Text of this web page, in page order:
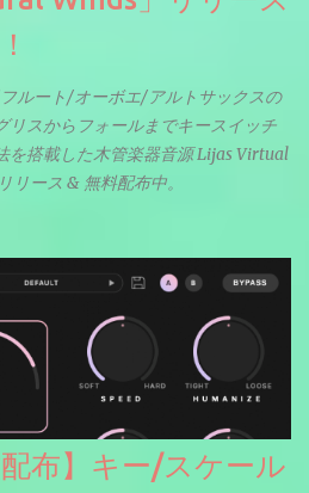
ルート/オーボエ/アルトサックスの
リスからフォールまでキースイッチ
を搭載した木管楽器音源 Lijas Virtual
ース & 無料配布中。
配布】キー/スケール